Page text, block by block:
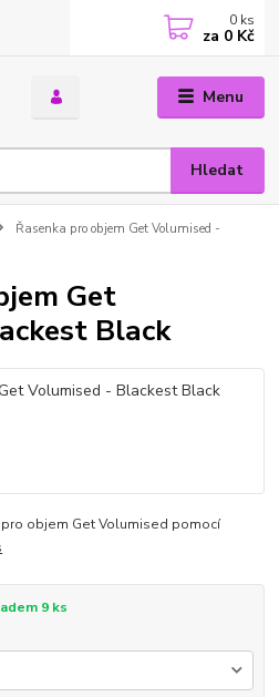
Menu
Hledat
0 ks
za 0 Kč
Řasenka pro objem Get Volumised -
Get
Black
objem Get Volumised pomocí
9 ks